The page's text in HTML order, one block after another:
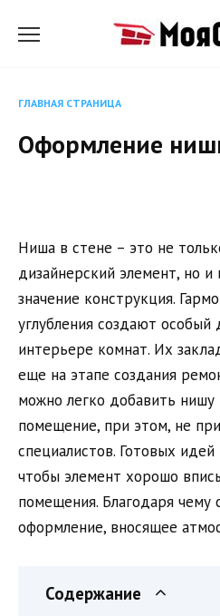
ГЛАВНАЯ СТРАНИЦА
Оформление
Ниша в стене – это не
дизайнерский элемент, но
значение конструкция.
углубления создают
интерьере комнат. Их
еще на этапе создания
можно легко добавить
помещение, при этом, не
специалистов. Готовых идей
чтобы элемент хорошо
помещения. Благодаря чему
оформление, вносящее
Содержание